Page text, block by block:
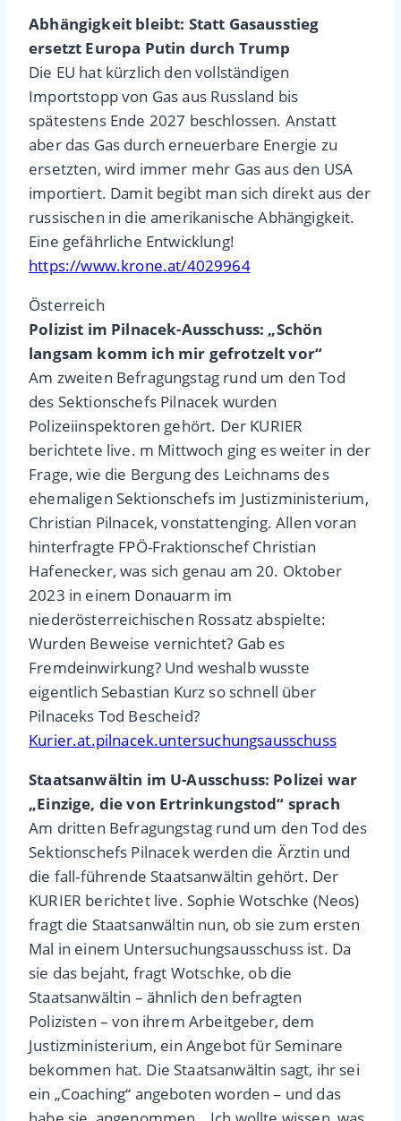
Abhängigkeit bleibt: Statt Gasausstieg
ersetzt Europa Putin durch Trump
Die EU hat kürzlich den vollständigen
Importstopp von Gas aus Russland bis
spätestens Ende 2027 beschlossen. Anstatt
aber das Gas durch erneuerbare Energie zu
ersetzten, wird immer mehr Gas aus den USA
importiert. Damit begibt man sich direkt aus der
russischen in die amerikanische Abhängigkeit.
Eine gefährliche Entwicklung!
https://www.krone.at/4029964
Österreich
Polizist im Pilnacek-Ausschuss: „Schön
langsam komm ich mir gefrotzelt vor“
Am zweiten Befragungstag rund um den Tod
des Sektionschefs Pilnacek wurden
Polizeiinspektoren gehört. Der KURIER
berichtete live. m Mittwoch ging es weiter in der
Frage, wie die Bergung des Leichnams des
ehemaligen Sektionschefs im Justizministerium,
Christian Pilnacek, vonstattenging. Allen voran
hinterfragte FPÖ-Fraktionschef Christian
Hafenecker, was sich genau am 20. Oktober
2023 in einem Donauarm im
niederösterreichischen Rossatz abspielte:
Wurden Beweise vernichtet? Gab es
Fremdeinwirkung? Und weshalb wusste
eigentlich Sebastian Kurz so schnell über
Pilnaceks Tod Bescheid?
Kurier.at.pilnacek.untersuchungsausschuss
Staatsanwältin im U-Ausschuss: Polizei war
„Einzige, die von Ertrinkungstod“ sprach
Am dritten Befragungstag rund um den Tod des
Sektionschefs Pilnacek werden die Ärztin und
die fall-führende Staatsanwältin gehört. Der
KURIER berichtet live. Sophie Wotschke (Neos)
fragt die Staatsanwältin nun, ob sie zum ersten
Mal in einem Untersuchungsausschuss ist. Da
sie das bejaht, fragt Wotschke, ob die
Staatsanwältin – ähnlich den befragten
Polizisten – von ihrem Arbeitgeber, dem
Justizministerium, ein Angebot für Seminare
bekommen hat. Die Staatsanwältin sagt, ihr sei
ein „Coaching“ angeboten worden – und das